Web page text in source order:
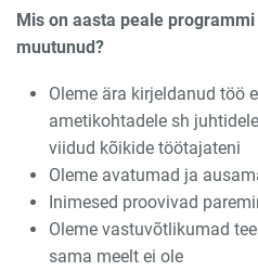
Mis on aasta peale
muutunud?
Oleme ära kirjeldanud töö
ametikohtadele sh
viidud kõikide töötajateni
Oleme avatumad ja
Inimesed proovivad
Oleme vastuvõtlikumad
sama meelt ei ole